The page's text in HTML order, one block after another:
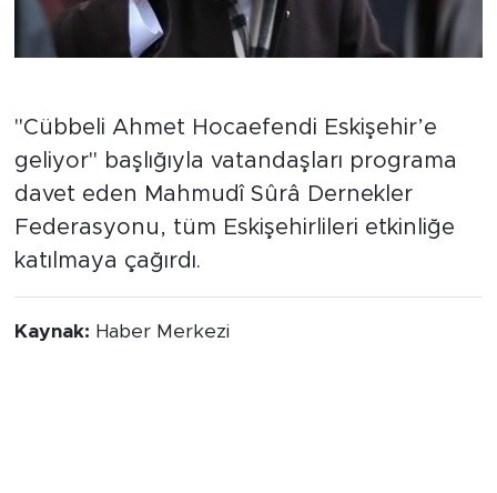
Federasyondan Davet
"Cübbeli Ahmet Hocaefendi Eskişehir’e
geliyor" başlığıyla vatandaşları programa
davet eden Mahmudî Sûrâ Dernekler
Federasyonu, tüm Eskişehirlileri etkinliğe
katılmaya çağırdı.